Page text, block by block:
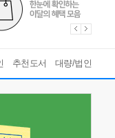
추천도서 대량/법인